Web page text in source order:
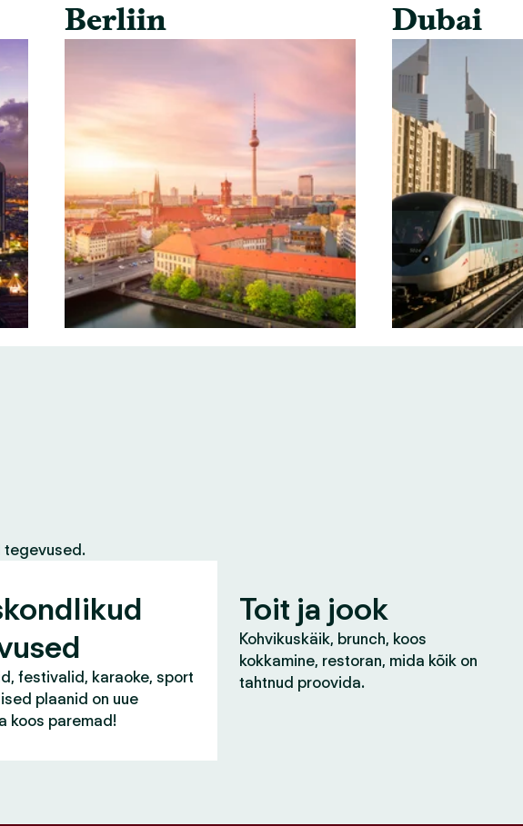
Berliin Dubai
tegevused.
festivalid, karaoke, sport
plaanid on uue
koos paremad!
Toit ja jook
Kohvikuskäik, brunch, koos
kokkamine, restoran, mida kõik on
tahtnud proovida.